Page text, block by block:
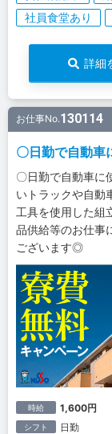
社員食堂あり
詳細
お仕事No.130114
〇日勤で自動車
〇日勤で自動車に
いトラックや自動
工具を使用した組
品供給等のお仕事
ございます◎
時給 1,600円
シフト 日勤